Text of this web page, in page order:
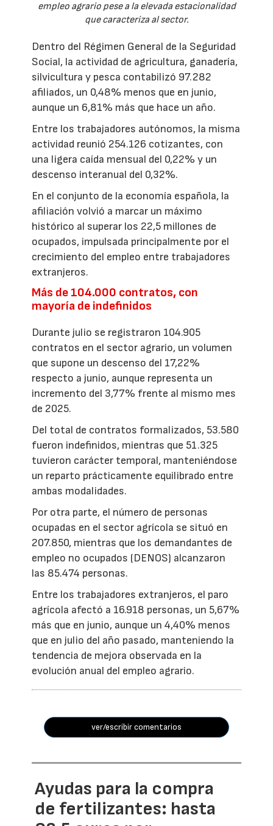
empleo agrario pese a la elevada estacionalidad
que caracteriza al sector.
Dentro del Régimen General de la Seguridad
Social, la actividad de agricultura, ganadería,
silvicultura y pesca contabilizó 97.282
afiliados, un 0,48% menos que en junio,
aunque un 6,81% más que hace un año.
Entre los trabajadores autónomos, la misma
actividad reunió 254.126 cotizantes, con
una ligera caída mensual del 0,22% y un
descenso interanual del 0,32%.
En el conjunto de la economía española, la
afiliación volvió a marcar un máximo
histórico al superar los 22,5 millones de
ocupados, impulsada principalmente por el
crecimiento del empleo entre trabajadores
extranjeros.
Más de 104.000 contratos, con
mayoría de indefinidos
Durante julio se registraron 104.905
contratos en el sector agrario, un volumen
que supone un descenso del 17,22%
respecto a junio, aunque representa un
incremento del 3,77% frente al mismo mes
de 2025.
Del total de contratos formalizados, 53.580
fueron indefinidos, mientras que 51.325
tuvieron carácter temporal, manteniéndose
un reparto prácticamente equilibrado entre
ambas modalidades.
Por otra parte, el número de personas
ocupadas en el sector agrícola se situó en
207.850, mientras que los demandantes de
empleo no ocupados (DENOS) alcanzaron
las 85.474 personas.
Entre los trabajadores extranjeros, el paro
agrícola afectó a 16.918 personas, un 5,67%
más que en junio, aunque un 4,40% menos
que en julio del año pasado, manteniendo la
tendencia de mejora observada en la
evolución anual del empleo agrario.
ver/escribir comentarios
Ayudas para la compra
de fertilizantes: hasta